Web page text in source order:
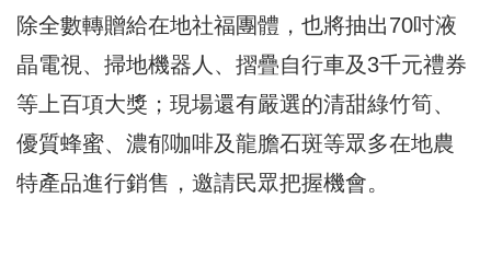
除全數轉贈給在地社福團體，也將抽出70吋液
晶電視、掃地機器人、摺疊自行車及3千元禮券
等上百項大獎；現場還有嚴選的清甜綠竹筍、
優質蜂蜜、濃郁咖啡及龍膽石斑等眾多在地農
特產品進行銷售，邀請民眾把握機會。